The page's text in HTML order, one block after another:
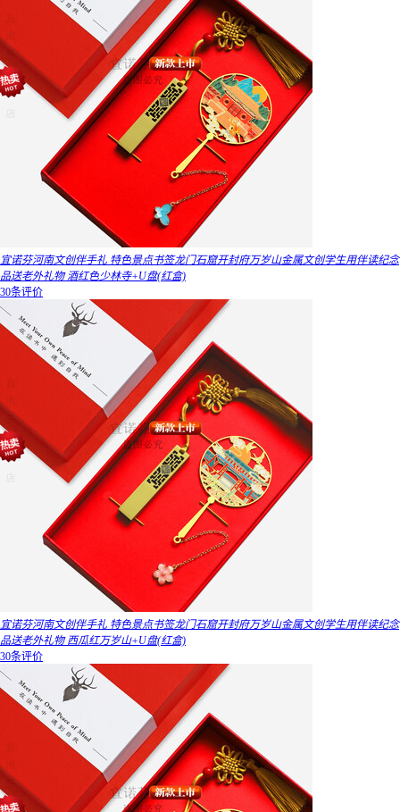
宜诺芬河南文创伴手礼 特色景点书签龙门石窟开封府万岁山金属文创学生用伴读纪念
品送老外礼物 酒红色少林寺+U盘(红盒)
30条评价
宜诺芬河南文创伴手礼 特色景点书签龙门石窟开封府万岁山金属文创学生用伴读纪念
品送老外礼物 西瓜红万岁山+U盘(红盒)
30条评价